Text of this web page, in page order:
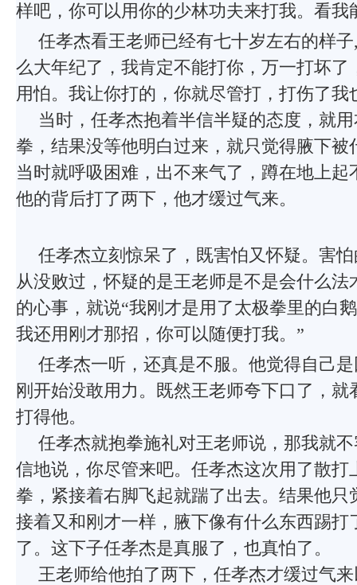
样吧，你可以用你的少林功夫来打我。看我
任孝杰看王老师已经有七十岁左右的样
么大年纪了，我肯定不能打你，万一打坏了
用怕。我让你打的，你就尽管打，打伤了我
当时，任孝杰抱着半信半疑的态度，就
拳，结果没等他明白过来，就只觉得腋下被
当时就呼吸困难，出不来气了，蹲在地上
他的背后打了两下，他才缓过气来。
任孝杰立刻惊呆了，既害怕又怀疑。害
从没败过，怀疑的是王老师是不是会什么法
的心事，就说“我刚才是用了太极拳里的白
我还用刚才那招，你可以随便打我。”
任孝杰一听，还真是不服。他觉得自己
刚开始没敢用力。既然王老师夸下口了，
打得他。
任孝杰就抱拳施礼对王老师说，那我就
信地说，你尽管来吧。任孝杰这次用了散打
拳，紧接着右脚飞起就踹了出去。结果他只
接着又和刚才一样，腋下像有什么东西踢打
了。这下子任孝杰是真服了，也真怕了。
王老师给他拍了两下，任孝杰才缓过气